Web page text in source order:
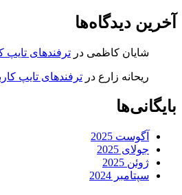
آخرین دیدگاه‌ها
شایان کاظمی در ترفندهای
ریحانه زارع در ترفندهای تایپ
بایگانی‌ها
آگوست 2025
جولای 2025
ژوئن 2025
سپتامبر 2024